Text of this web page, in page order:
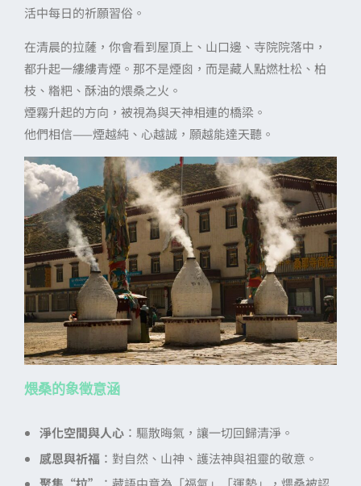
活中每日的祈願習俗。
在清晨的拉薩，你會看到屋頂上、山口邊、寺院院落中，
都升起一縷縷青煙。那不是煙囪，而是藏人點燃杜松、柏
枝、糌粑、酥油的煨桑之火。
煙霧升起的方向，被視為與天神相連的橋梁。
他們相信——煙越純、心越誠，願越能達天聽。
煨桑的象徵意涵
淨化空間與人心：驅散晦氣，讓一切回歸清淨。
感恩與祈福：對自然、山神、護法神與祖靈的敬意。